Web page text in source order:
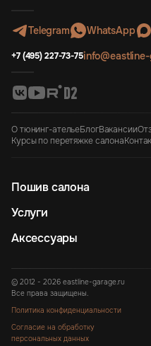
Telegram WhatsApp
+7 (495) 227-73-75
О тюнинг-ательеБлогВакансии
Курсы по перетяжке салона
Пошив салона
Услуги
Аксессуары
© 2012 - 2026 eastline-garage.ru
Все права защищены.
Политика конфиденциальности
Согласие на обработку
персональных данных